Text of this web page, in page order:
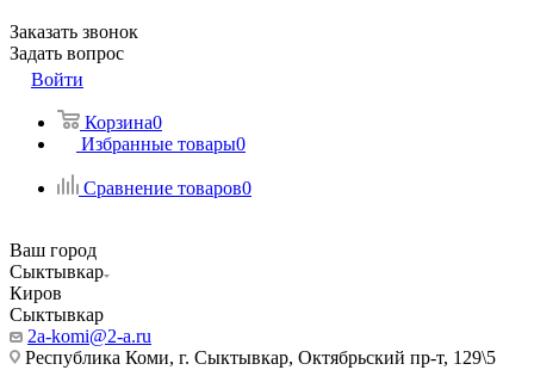
Заказать звонок
Задать вопрос
Войти
Корзина0
Избранные товары0
Сравнение товаров0
Ваш город
Сыктывкар
Киров
Сыктывкар
2a-komi@2-a.ru
Республика Коми, г. Сыктывкар, Октябрьский пр-т, 129\5